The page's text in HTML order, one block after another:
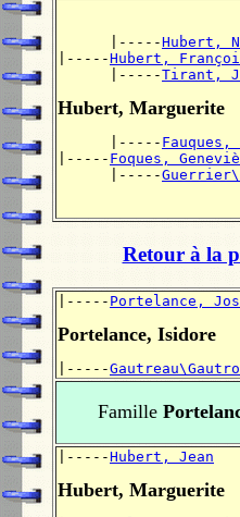
      |-----
Hubert,
|-----Hubert,
      |-----
Tirant,
Hubert, Marguerite
      |-----
Fauques,
|----- Foques,
      |-----
Retour à la
|----- Portelance,
Portelance, Isidore
|-----
Famille
|-----Hubert, Jean
Hubert, Marguerite